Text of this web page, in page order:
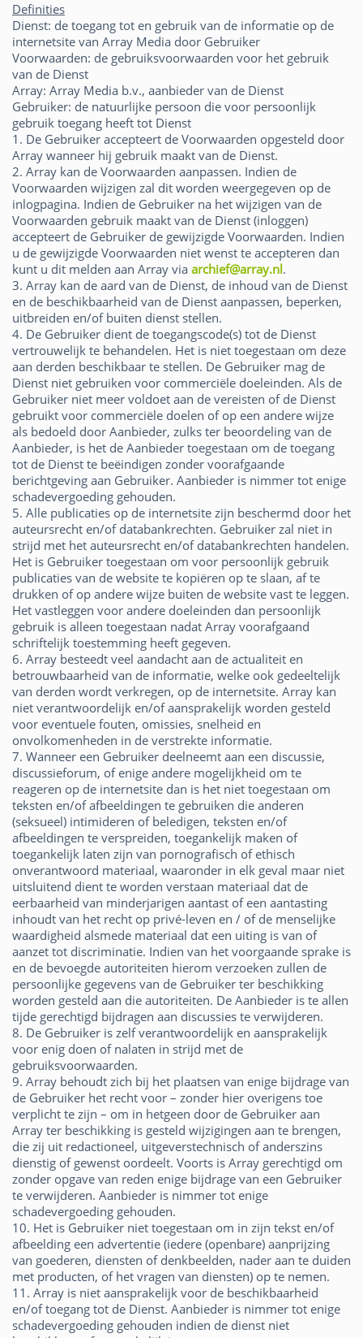
Definities
Dienst: de toegang tot en gebruik van de informatie op de
internetsite van Array Media door Gebruiker
Voorwaarden: de gebruiksvoorwaarden voor het gebruik
van de Dienst
Array: Array Media b.v., aanbieder van de Dienst
Gebruiker: de natuurlijke persoon die voor persoonlijk
gebruik toegang heeft tot Dienst
1. De Gebruiker accepteert de Voorwaarden opgesteld door
Array wanneer hij gebruik maakt van de Dienst.
2. Array kan de Voorwaarden aanpassen. Indien de
Voorwaarden wijzigen zal dit worden weergegeven op de
inlogpagina. Indien de Gebruiker na het wijzigen van de
Voorwaarden gebruik maakt van de Dienst (inloggen)
accepteert de Gebruiker de gewijzigde Voorwaarden. Indien
u de gewijzigde Voorwaarden niet wenst te accepteren dan
kunt u dit melden aan Array via archief@array.nl.
3. Array kan de aard van de Dienst, de inhoud van de Dienst
en de beschikbaarheid van de Dienst aanpassen, beperken,
uitbreiden en/of buiten dienst stellen.
4. De Gebruiker dient de toegangscode(s) tot de Dienst
vertrouwelijk te behandelen. Het is niet toegestaan om deze
aan derden beschikbaar te stellen. De Gebruiker mag de
Dienst niet gebruiken voor commerciële doeleinden. Als de
Gebruiker niet meer voldoet aan de vereisten of de Dienst
gebruikt voor commerciële doelen of op een andere wijze
als bedoeld door Aanbieder, zulks ter beoordeling van de
Aanbieder, is het de Aanbieder toegestaan om de toegang
tot de Dienst te beëindigen zonder voorafgaande
berichtgeving aan Gebruiker. Aanbieder is nimmer tot enige
schadevergoeding gehouden.
5. Alle publicaties op de internetsite zijn beschermd door het
auteursrecht en/of databankrechten. Gebruiker zal niet in
strijd met het auteursrecht en/of databankrechten handelen.
Het is Gebruiker toegestaan om voor persoonlijk gebruik
publicaties van de website te kopiëren op te slaan, af te
drukken of op andere wijze buiten de website vast te leggen.
Het vastleggen voor andere doeleinden dan persoonlijk
gebruik is alleen toegestaan nadat Array voorafgaand
schriftelijk toestemming heeft gegeven.
6. Array besteedt veel aandacht aan de actualiteit en
betrouwbaarheid van de informatie, welke ook gedeeltelijk
van derden wordt verkregen, op de internetsite. Array kan
niet verantwoordelijk en/of aansprakelijk worden gesteld
voor eventuele fouten, omissies, snelheid en
onvolkomenheden in de verstrekte informatie.
7. Wanneer een Gebruiker deelneemt aan een discussie,
discussieforum, of enige andere mogelijkheid om te
reageren op de internetsite dan is het niet toegestaan om
teksten en/of afbeeldingen te gebruiken die anderen
(seksueel) intimideren of beledigen, teksten en/of
afbeeldingen te verspreiden, toegankelijk maken of
toegankelijk laten zijn van pornografisch of ethisch
onverantwoord materiaal, waaronder in elk geval maar niet
uitsluitend dient te worden verstaan materiaal dat de
eerbaarheid van minderjarigen aantast of een aantasting
inhoudt van het recht op privé-leven en / of de menselijke
waardigheid alsmede materiaal dat een uiting is van of
aanzet tot discriminatie. Indien van het voorgaande sprake is
en de bevoegde autoriteiten hierom verzoeken zullen de
persoonlijke gegevens van de Gebruiker ter beschikking
worden gesteld aan die autoriteiten. De Aanbieder is te allen
tijde gerechtigd bijdragen aan discussies te verwijderen.
8. De Gebruiker is zelf verantwoordelijk en aansprakelijk
voor enig doen of nalaten in strijd met de
gebruiksvoorwaarden.
9. Array behoudt zich bij het plaatsen van enige bijdrage van
de Gebruiker het recht voor – zonder hier overigens toe
verplicht te zijn – om in hetgeen door de Gebruiker aan
Array ter beschikking is gesteld wijzigingen aan te brengen,
die zij uit redactioneel, uitgeverstechnisch of anderszins
dienstig of gewenst oordeelt. Voorts is Array gerechtigd om
zonder opgave van reden enige bijdrage van een Gebruiker
te verwijderen. Aanbieder is nimmer tot enige
schadevergoeding gehouden.
10. Het is Gebruiker niet toegestaan om in zijn tekst en/of
afbeelding een advertentie (iedere (openbare) aanprijzing
van goederen, diensten of denkbeelden, nader aan te duiden
met producten, of het vragen van diensten) op te nemen.
11. Array is niet aansprakelijk voor de beschikbaarheid
en/of toegang tot de Dienst. Aanbieder is nimmer tot enige
schadevergoeding gehouden indien de dienst niet